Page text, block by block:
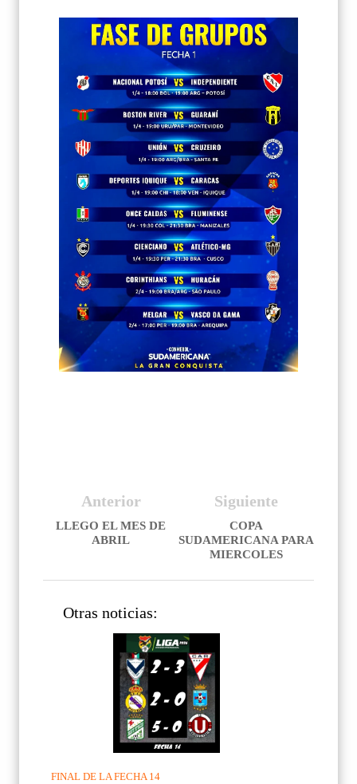
Siguiente
COPA
SUDAMERICANA PARA
MIERCOLES
Anterior
LLEGO EL MES DE
ABRIL
Otras noticias:
FINAL DE LA FECHA 14